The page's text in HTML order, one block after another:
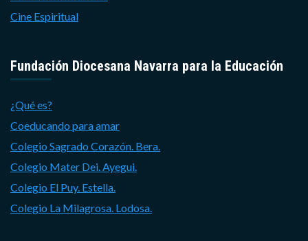
Cine Espiritual
Fundación Diocesana Navarra para la Educación
¿Qué es?
Coeducando para amar
Colegio Sagrado Corazón. Bera.
Colegio Mater Dei. Ayegui.
Colegio El Puy. Estella.
Colegio La Milagrosa. Lodosa.